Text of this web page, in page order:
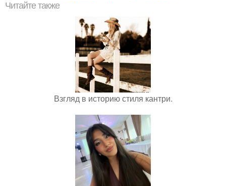
Читайте также
Взгляд в историю стиля кантри.